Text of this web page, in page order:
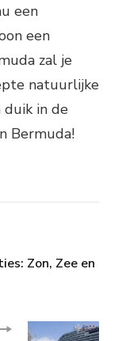
een
een
zal je
natuurlijke
duik in de
Bermuda!
Zon, Zee en